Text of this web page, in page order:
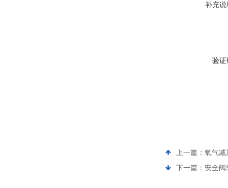
补充说
验证
上一篇： 氧气减
下一篇： 安全阀